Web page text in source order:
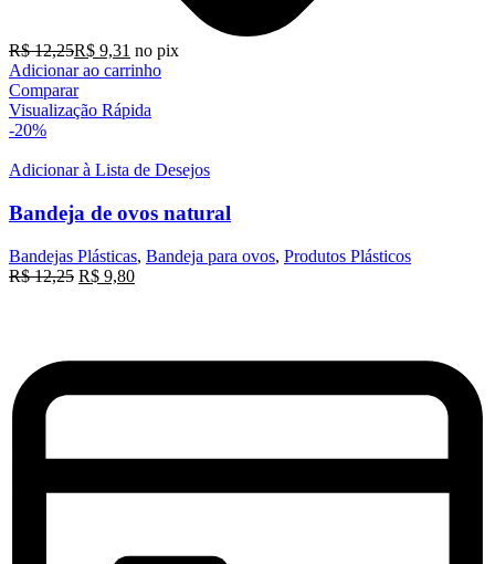
R$12,25R$ 9,31 no pix
Adicionar ao carrinho
Comparar
Visualização Rápida
-20%
Adicionar à Lista de Desejos
Bandeja de ovos natural
Bandejas Plásticas, Bandeja para ovos, Produtos Plásticos
R$12,25 O
R$ 9,80O